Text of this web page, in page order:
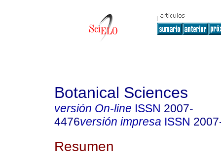
Botanical Sciences
versión On-line ISSN 2007-
4476versión impresa ISSN
Resumen